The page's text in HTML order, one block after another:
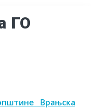
ГО
Врањска